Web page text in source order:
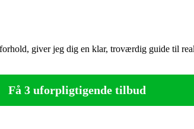
giver jeg dig en klar, troværdig guide til
Få 3 uforpligtigende tilbud